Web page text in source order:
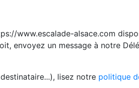
www.escalade-alsace.com
envoyez un message à notre
lisez notre politique